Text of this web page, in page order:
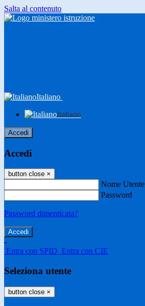
Salta al contenuto
Italiano
Italiano
Accedi
Accedi
button close ×
Nome Utente
Password
Password dimenticata?
-
Entra con SPID Entra con CIE
Seleziona utente
button close ×